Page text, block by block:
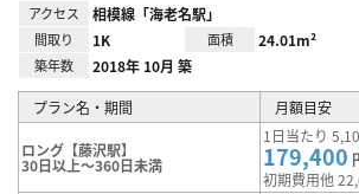
アクセス 相模線「海老名駅」
間取り 1K 面積 24.01m²
築年数 2018年 10月 築
プラン名・期間 月額目安
ロング【藤沢駅】
30日以上～360日未満
1日当たり
179,400
初期費用他